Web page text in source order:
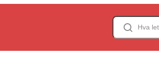
Search